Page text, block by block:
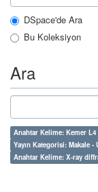
DSpace'de Ara
Bu Koleksiyon
Ara
Anahtar Kelime: Kemer
Yayın Kategorisi: Makale
Anahtar Kelime: X-ray